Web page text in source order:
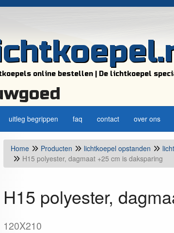
online bestellen | De lichtkoepel
uitleg begrippen faq contact over ons
Home Producten lichtkoepel opstanden
H15 polyester, dagmaat +25 cm is daksparing
H15 polyester,
120X210